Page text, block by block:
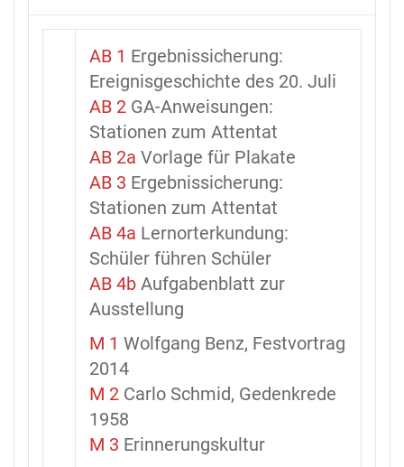
AB 1 Ergebnissicherung:
Ereignisgeschichte des 20. Juli
AB 2 GA-Anweisungen:
Stationen zum Attentat
AB 2a Vorlage für Plakate
AB 3 Ergebnissicherung:
Stationen zum Attentat
AB 4a Lernorterkundung:
Schüler führen Schüler
AB 4b Aufgabenblatt zur
Ausstellung
M 1 Wolfgang Benz, Festvortrag
2014
M 2 Carlo Schmid, Gedenkrede
1958
M 3 Erinnerungskultur